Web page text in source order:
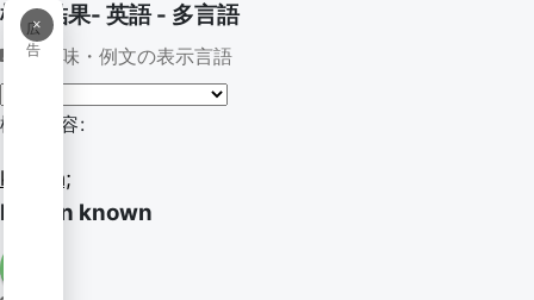
×
広
告
検索結果- 英語 - 多言語
意味・例文の表示言語
検索内容:
known;
known known